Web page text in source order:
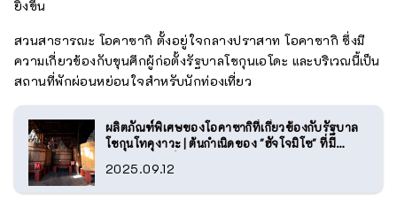
ยิ่งขึ้น
สวนสาธารณะ โอคาซากิ ตั้งอยู่ใจกลางปราสาท โอคาซากิ ซึ่งมี
ความเกี่ยวข้องกับขุนศึกผู้ก่อตั้งรัฐบาลโชกุนเอโดะ และบริเวณนี้เป็น
สถานที่พักผ่อนหย่อนใจสำหรับนักท่องเที่ยว
ผลิตภัณฑ์พิเศษของโอคาซากิที่เกี่ยวข้องกับรัฐบาล
โชกุนโทคุงาวะ | ต้นกำเนิดของ "ฮัจโจมิโซ" ที่มี
2025.09.12